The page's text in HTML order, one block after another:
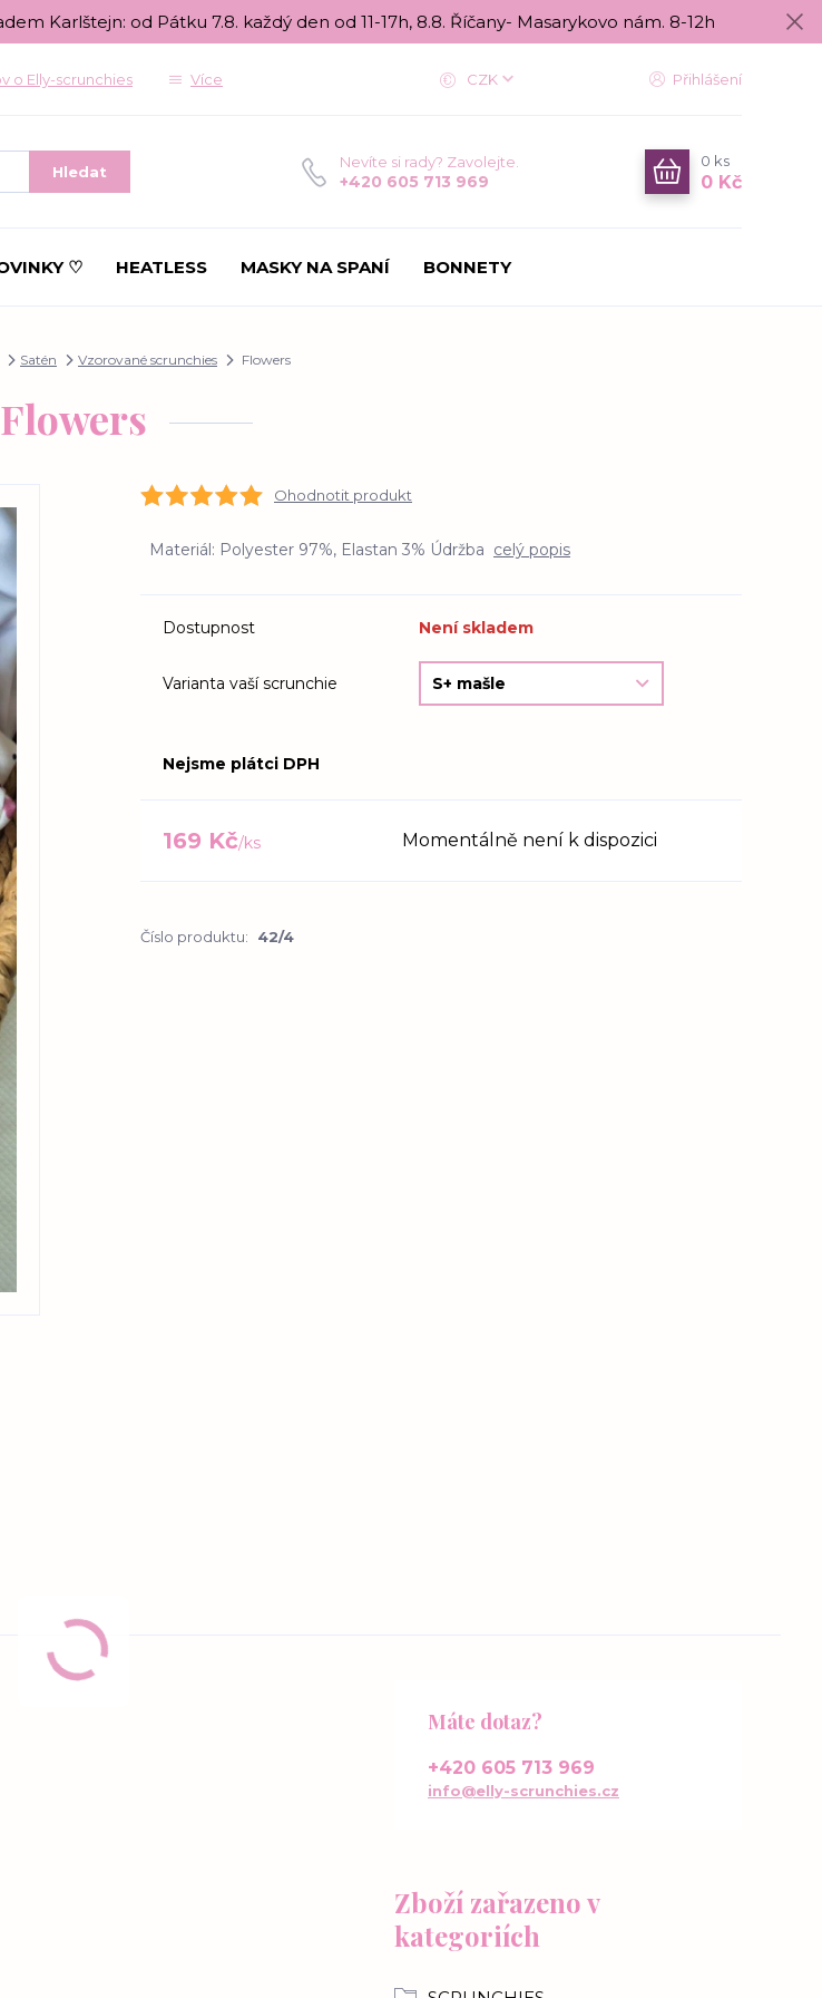
Karlštejn: od Pátku 7.8. každý den od 11-17h, 8.8. Říčany- Masarykovo nám. 8-12h
o Elly-scrunchies Více CZK Přihlášení
Hledat
Nevíte si rady? Zavolejte.
+420 605 713 969
0 ks
0 Kč
♡ HEATLESS MASKY NA SPANÍ BONNETY
Satén Vzorované scrunchies Flowers
Flowers
Ohodnotit produkt
Materiál: Polyester 97%, Elastan 3% Údržba celý popis
Dostupnost Není skladem
Varianta vaší scrunchie
Nejsme plátci DPH
169 Kč/ks Momentálně není k dispozici
Číslo produktu: 42/4
Zboží zařazeno v
kategoriích
Máte dotaz?
+420 605 713 969
info@elly-scrunchies.cz